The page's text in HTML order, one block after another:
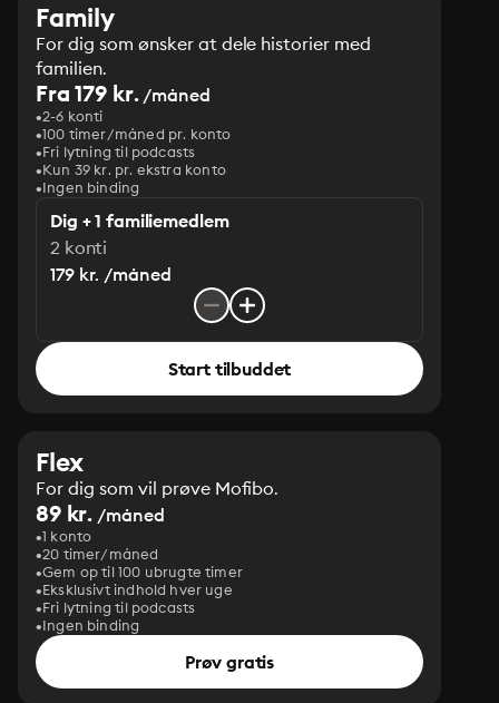
Family
For dig som ønsker at dele historier med
familien.
Fra 179 kr./måned
2-6 konti
100 timer/måned pr. konto
Fri lytning til podcasts
Kun 39 kr. pr. ekstra konto
Ingen binding
Dig + 1 familiemedlem
2 konti
179 kr. /måned
Start tilbuddet
Flex
For dig som vil prøve Mofibo.
89 kr. /måned
1 konto
20 timer/måned
Gem op til 100 ubrugte timer
Eksklusivt indhold hver uge
Fri lytning til podcasts
Ingen binding
Prøv gratis